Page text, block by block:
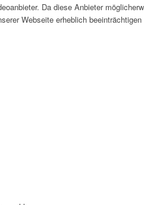
Da diese Anbieter
Webseite erheblich